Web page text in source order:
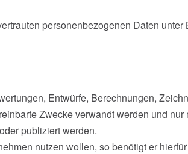
personenbezogenen Daten
Entwürfe, Berechnungen,
Zwecke verwandt werden und
publiziert werden.
nutzen wollen, so benötigt er